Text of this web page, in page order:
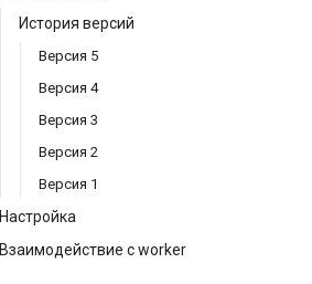
История версий
Версия 5
Версия 4
Версия 3
Версия 2
Версия 1
Настройка
Взаимодействие с worker